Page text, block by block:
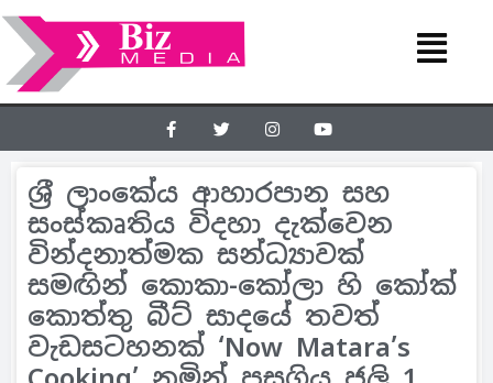
ශ‍්‍රී ලාංකේය ආහාරපාන සහ
සංස්කෘතිය විදහා දැක්වෙන
වින්දනාත්මක සන්ධ්‍යාවක්
සමඟින් කොකා-කෝලා හි කෝක්
කොත්තු බීට් සාදයේ තවත්
වැඩසටහනක් ‘Now Matara’s